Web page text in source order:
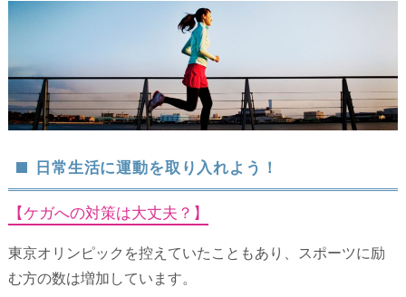
日常生活に運動を取り入れよう！
【ケガへの対策は大丈夫？】
東京オリンピックを控えていたこともあり、スポーツに励
む方の数は増加しています。